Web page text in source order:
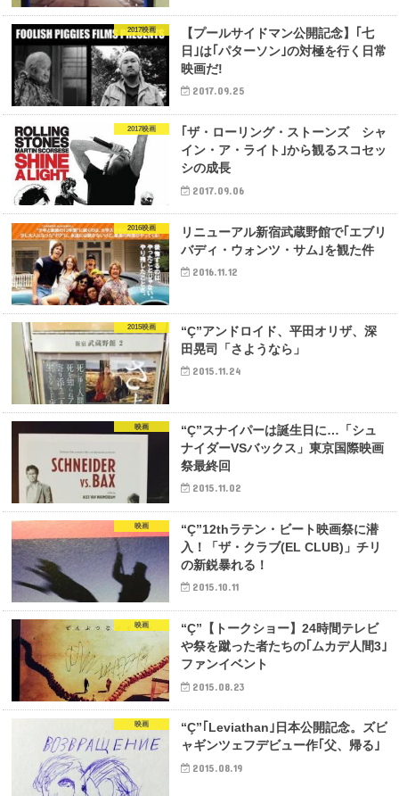
2017映画
【プールサイドマン公開記念】｢七
日｣は｢パターソン｣の対極を行く日常
映画だ!
2017.09.25
2017映画
｢ザ・ローリング・ストーンズ シャ
イン・ア・ライト｣から観るスコセッ
シの成長
2017.09.06
2016映画
リニューアル新宿武蔵野館で｢エブリ
バディ・ウォンツ・サム｣を観た件
2016.11.12
2015映画
“Ç”アンドロイド、平田オリザ、深
田晃司「さようなら」
2015.11.24
映画
“Ç”スナイパーは誕生日に…「シュ
ナイダーVSバックス」東京国際映画
祭最終回
2015.11.02
映画
“Ç”12thラテン・ビート映画祭に潜
入！「ザ・クラブ(EL CLUB)」チリ
の新鋭暴れる！
2015.10.11
映画
“Ç”【トークショー】24時間テレビ
や祭を蹴った者たちの｢ムカデ人間3｣
ファンイベント
2015.08.23
映画
“Ç”｢Leviathan｣日本公開記念。ズビ
ャギンツェフデビュー作｢父、帰る｣
2015.08.19